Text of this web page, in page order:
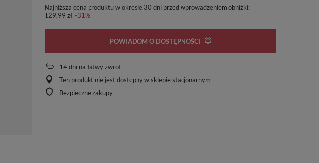
Najniższa cena produktu w okresie 30 dni przed wprowadzeniem obniżki:
129,99 zł -31%
POWIADOM O DOSTĘPNOŚCI
14dni na łatwy zwrot
Ten produkt nie jest dostępny w sklepie stacjonarnym
Bezpieczne zakupy